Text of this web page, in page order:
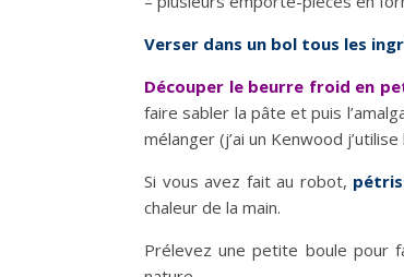
Verser dans un bol tous les
Découper le beurre froid en
faire sabler la pâte et puis
mélanger (j’ai un Kenwood
Si vous avez fait au robot,
chaleur de la main.
Prélevez une petite boule pour